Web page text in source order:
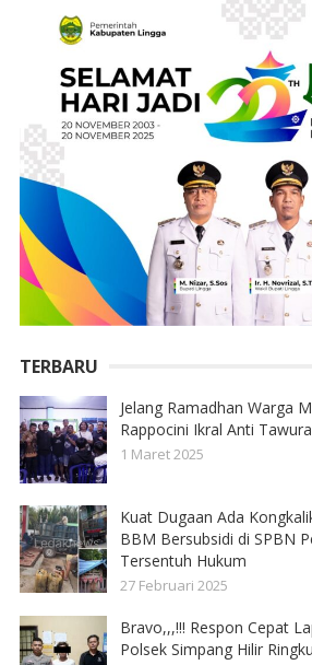
TERBARU
Jelang Ramadhan Warga
Rappocini Ikral Anti
1 Maret 2025
Kuat Dugaan Ada
BBM Bersubsidi di SPBN
Tersentuh Hukum
27 Februari 2025
Bravo,,,!!! Respon Cepat
Polsek Simpang Hilir